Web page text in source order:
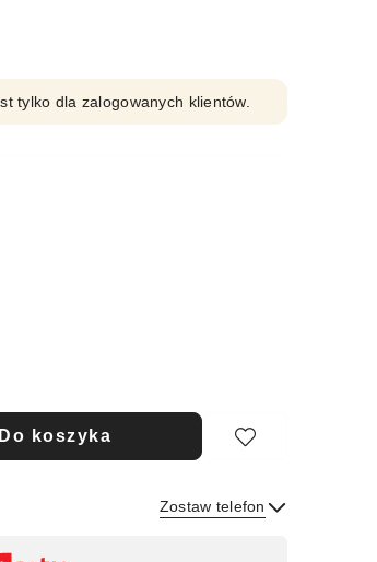
tylko dla zalogowanych klientów.
Do koszyka
Zostaw telefon